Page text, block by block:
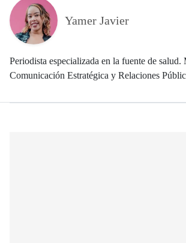
Yamer Javier
Periodista especializada en la fuente de salud.
Comunicación Estratégica y Relaciones